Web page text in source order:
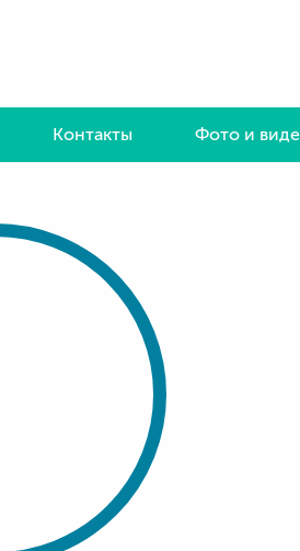
Контакты Фото и